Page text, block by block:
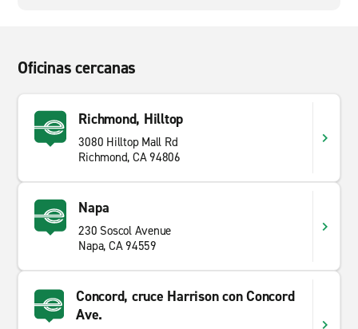
Oficinas cercanas
Richmond, Hilltop
3080 Hilltop Mall Rd
Richmond, CA 94806
Napa
230 Soscol Avenue
Napa, CA 94559
Concord, cruce Harrison con Concord
Ave.